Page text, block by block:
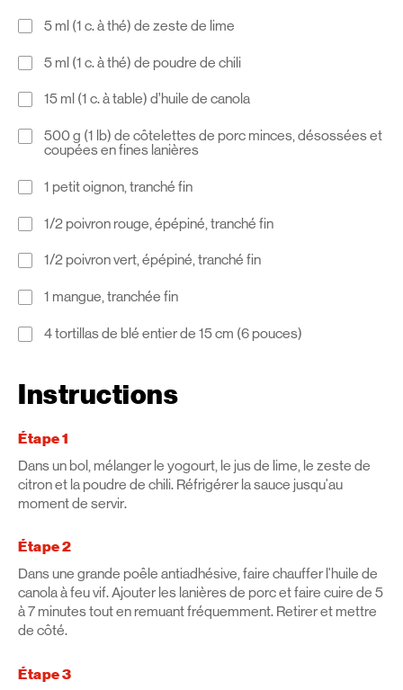
5 ml (1 c. à thé) de zeste de lime
5 ml (1 c. à thé) de poudre de chili
15 ml (1 c. à table) d’huile de canola
500 g (1 lb) de côtelettes de porc minces, désossées et
coupées en fines lanières
1 petit oignon, tranché fin
1/2 poivron rouge, épépiné, tranché fin
1/2 poivron vert, épépiné, tranché fin
1 mangue, tranchée fin
4 tortillas de blé entier de 15 cm (6 pouces)
Instructions
Étape 1
Dans un bol, mélanger le yogourt, le jus de lime, le zeste de
citron et la poudre de chili. Réfrigérer la sauce jusqu'au
moment de servir.
Étape 2
Dans une grande poêle antiadhésive, faire chauffer l'huile de
canola à feu vif. Ajouter les lanières de porc et faire cuire de 5
à 7 minutes tout en remuant fréquemment. Retirer et mettre
de côté.
Étape 3